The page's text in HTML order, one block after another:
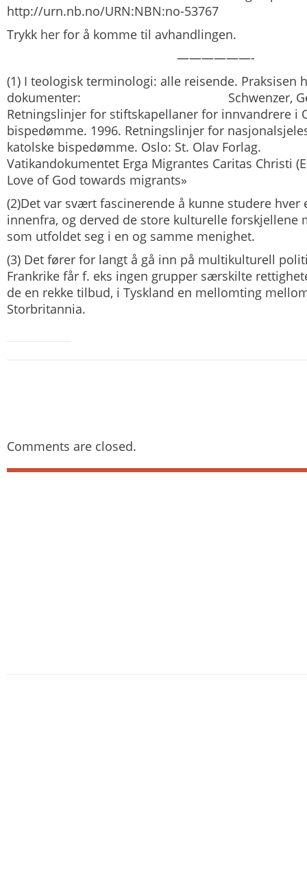
http://urn.nb.no/URN:NBN:no-53767
Trykk her for å komme til avhandlingen.
——————-
(1) I teologisk terminologi: alle reisende. Praksisen
dokumenter: Schwenzer,
Retningslinjer for stiftskapellaner for innvandrere i
bispedømme. 1996. Retningslinjer for
katolske bispedømme. Oslo: St. Olav Forlag.
Vatikandokumentet Erga Migrantes Caritas Christi
Love of God towards migrants»
(2)Det var svært fascinerende å kunne studere hver
innenfra, og derved de store kulturelle forskjellene
som utfoldet seg i en og samme menighet.
(3) Det fører for langt å gå inn på multikulturell
Frankrike får f. eks ingen grupper særskilte
de en rekke tilbud, i Tyskland en mellomting
Storbritannia.
Comments are closed.